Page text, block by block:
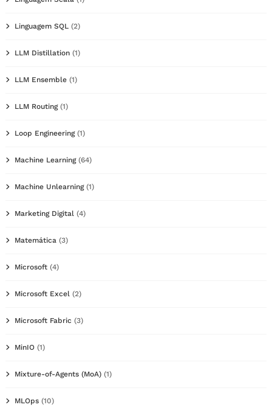
Linguagem SQL (2)
LLM Distillation (1)
LLM Ensemble (1)
LLM Routing(1)
Loop Engineering(1)
Machine Learning(64)
Machine Unlearning(1)
Marketing Digital (4)
Matemática (3)
Microsoft (4)
Microsoft Excel (2)
Microsoft Fabric (3)
MinIO (1)
Mixture-of-Agents (MoA) (1)
MLOps (10)